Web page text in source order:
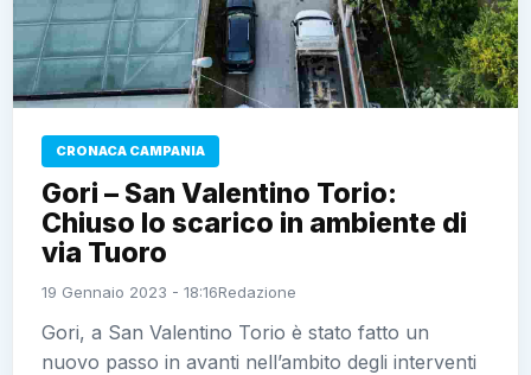
CRONACA CAMPANIA
Gori – San Valentino Torio:
Chiuso lo scarico in ambiente di
via Tuoro
19 Gennaio 2023 - 18:16Redazione
Gori, a San Valentino Torio è stato fatto un
nuovo passo in avanti nell’ambito degli interventi